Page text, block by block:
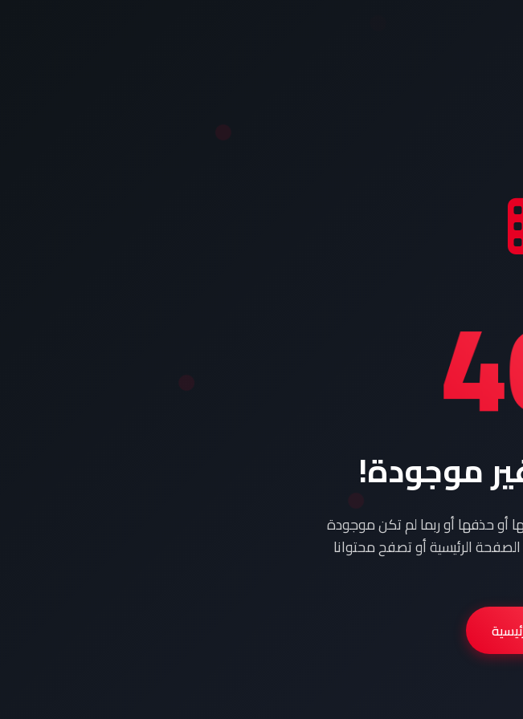
موجودة!
أو حذفها أو ربما لم تكن موجودة
الرئيسية أو تصفح محتوانا